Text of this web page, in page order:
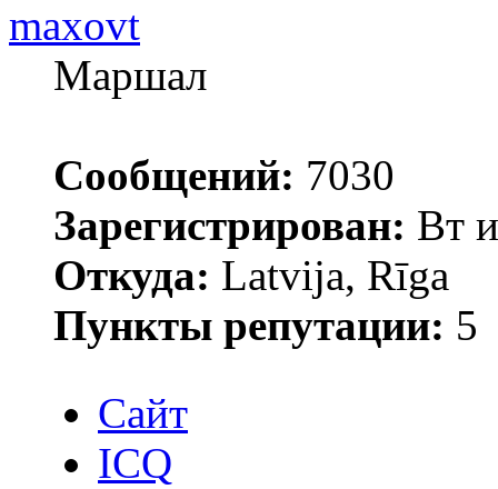
maxovt
Маршал
Сообщений: 7030
Зарегистрирован: Вт
Откуда: Latvija, Rīga
Пункты репутации: 5
Сайт
ICQ